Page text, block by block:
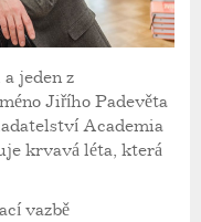
jeden z
Jiřího Padevěta
Academia
krvavá léta, která
vazbě